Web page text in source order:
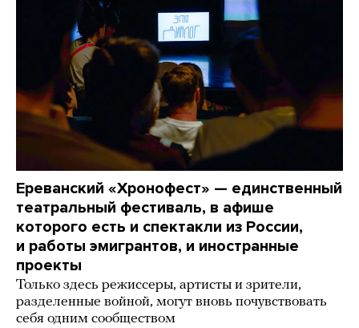
Ереванский «Хронофест» — единственный
театральный фестиваль, в афише
которого есть и спектакли из России,
и работы эмигрантов, и иностранные
проекты
Только здесь режиссеры, артисты и зрители,
разделенные войной, могут вновь почувствовать
себя одним сообществом